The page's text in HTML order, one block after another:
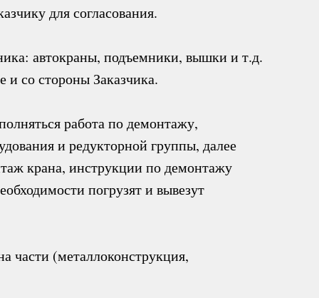
для согласования.
автокраны, подъемники, вышки и т.д.
и со стороны Заказчика.
работа по демонтажу,
и редукторной группы, далее
крана, инструкции по демонтажу
погрузят и вывезут
части (металлоконструкция,